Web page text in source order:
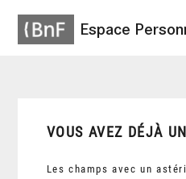
Espace
VOUS AVEZ DÉJÀ
Les champs avec un